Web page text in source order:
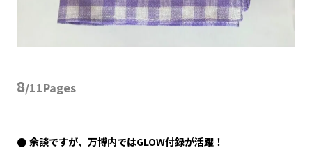
8/11Pages
余談ですが、万博内ではGLOW付録が活躍！